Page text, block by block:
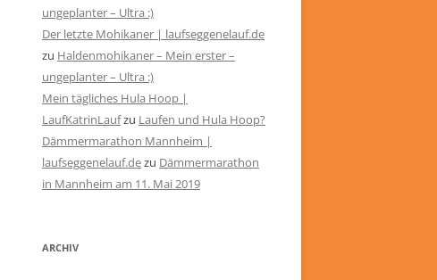
ungeplanter – Ultra :)
Der letzte Mohikaner | laufseggenelauf.de
zu Haldenmohikaner – Mein erster –
ungeplanter – Ultra :)
Mein tägliches Hula Hoop |
LaufKatrinLaufzu Laufen und Hula Hoop?
Dämmermarathon Mannheim |
laufseggenelauf.dezu Dämmermarathon
in Mannheim am 11. Mai 2019
ARCHIV